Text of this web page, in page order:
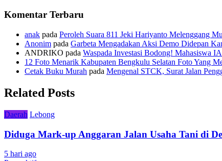
Komentar Terbaru
anak pada Peroleh Suara 811 Jeki Hariyanto Melenggang
Anonim pada Garbeta Mengadakan Aksi Demo Didepan
ANDRIKO pada Waspada Investasi Bodong! Mahasiswa
12 Foto Menarik Kabupaten Bengkulu Selatan Foto Yang
Cetak Buku Murah pada Mengenal STCK, Surat Jalan
Related Posts
Daerah Lebong
Diduga Mark-up Anggaran Jalan Usaha Tani di
5 hari ago